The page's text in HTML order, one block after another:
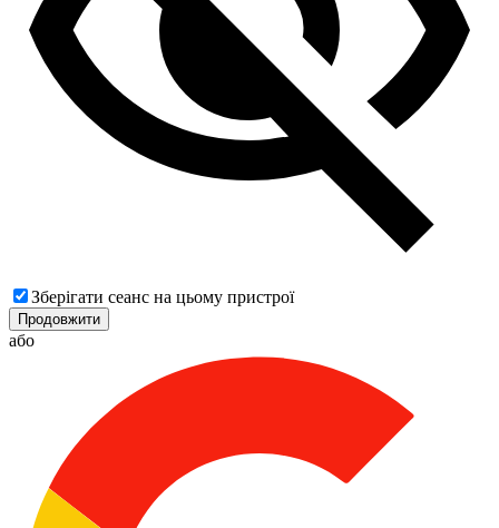
Зберігати сеанс на цьому пристрої
Продовжити
або